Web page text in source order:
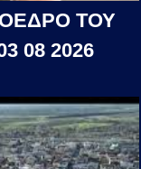
ΤΟΥ
08 2026